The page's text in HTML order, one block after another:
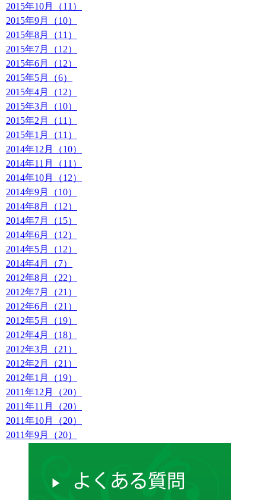
2015年10月（11）
2015年9月（10）
2015年8月（11）
2015年7月（12）
2015年6月（12）
2015年5月（6）
2015年4月（12）
2015年3月（10）
2015年2月（11）
2015年1月（11）
2014年12月（10）
2014年11月（11）
2014年10月（12）
2014年9月（10）
2014年8月（12）
2014年7月（15）
2014年6月（12）
2014年5月（12）
2014年4月（7）
2012年8月（22）
2012年7月（21）
2012年6月（21）
2012年5月（19）
2012年4月（18）
2012年3月（21）
2012年2月（21）
2012年1月（19）
2011年12月（20）
2011年11月（20）
2011年10月（20）
2011年9月（20）